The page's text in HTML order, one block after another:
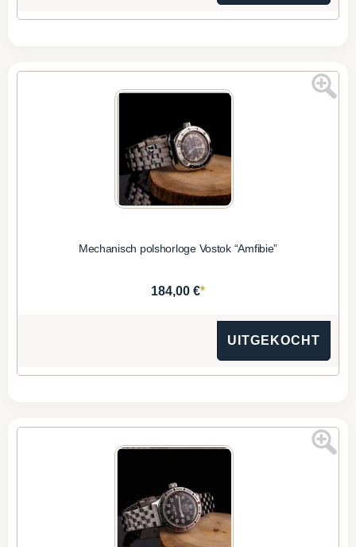
Mechanisch polshorloge Vostok “Amfibie”
184,00 €*
UITGEKOCHT